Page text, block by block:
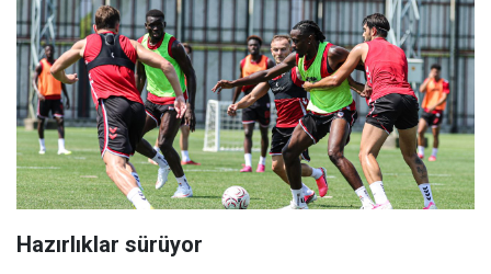
Hazırlıklar sürüyor